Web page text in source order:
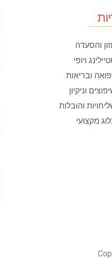
והסעדה
ויופי
ובריאות
וניקיון
והובלות
מקצועי